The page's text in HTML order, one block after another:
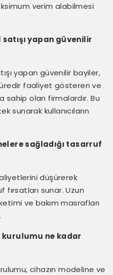
verim alabilmesi
yapan güvenilir
yapan güvenilir bayiler,
faaliyet gösteren ve
sahip olan firmalardır. Bu
sunarak kullanıcıların
sağladığı tasarruf
düşürerek
sunar. Uzun
ve bakım masrafları
ne kadar
cihazın modeline ve